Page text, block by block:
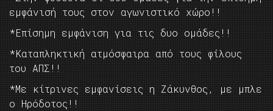
εμφάνισή τους στον αγωνιστικό χώρο!!
*Επίσημη εμφάνιση για τις δυο ομάδες!!
*Καταπληκτική ατμόσφαιρα από τους φίλους
του ΑΠΣ!!
*Με κίτρινες εμφανίσεις η Ζάκυνθος, με μπλε
ο Ηρόδοτος!!